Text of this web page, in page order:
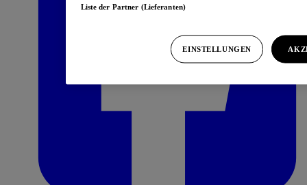
Liste der Partner (Lieferanten)
EINSTELLUNGEN